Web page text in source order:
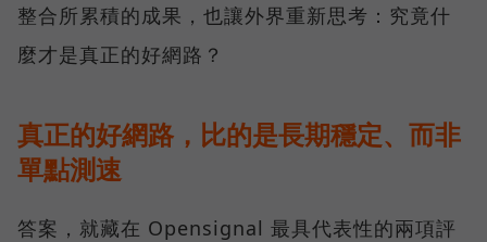
整合所累積的成果，也讓外界重新思考：究竟什
麼才是真正的好網路？
真正的好網路，比的是長期穩定、而非
單點測速
答案，就藏在 Opensignal 最具代表性的兩項評